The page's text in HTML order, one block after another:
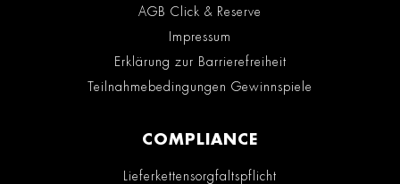
AGB Click & Reserve
Impressum
Erklärung zur Barrierefreiheit
Teilnahmebedingungen Gewinnspiele
COMPLIANCE
Lieferkettensorgfaltspflicht